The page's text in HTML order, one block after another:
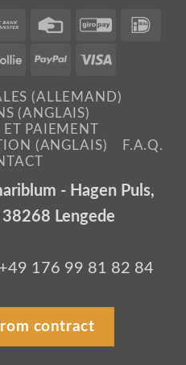
Bank
CreditGiroPay
MolliePayPal
(ALLEMAND)
(ANGLAIS)
PAIEMENT
(ANGLAIS)
F.A.Q.
- Hagen Puls,
Lengede
176 99 81 82 84
contract